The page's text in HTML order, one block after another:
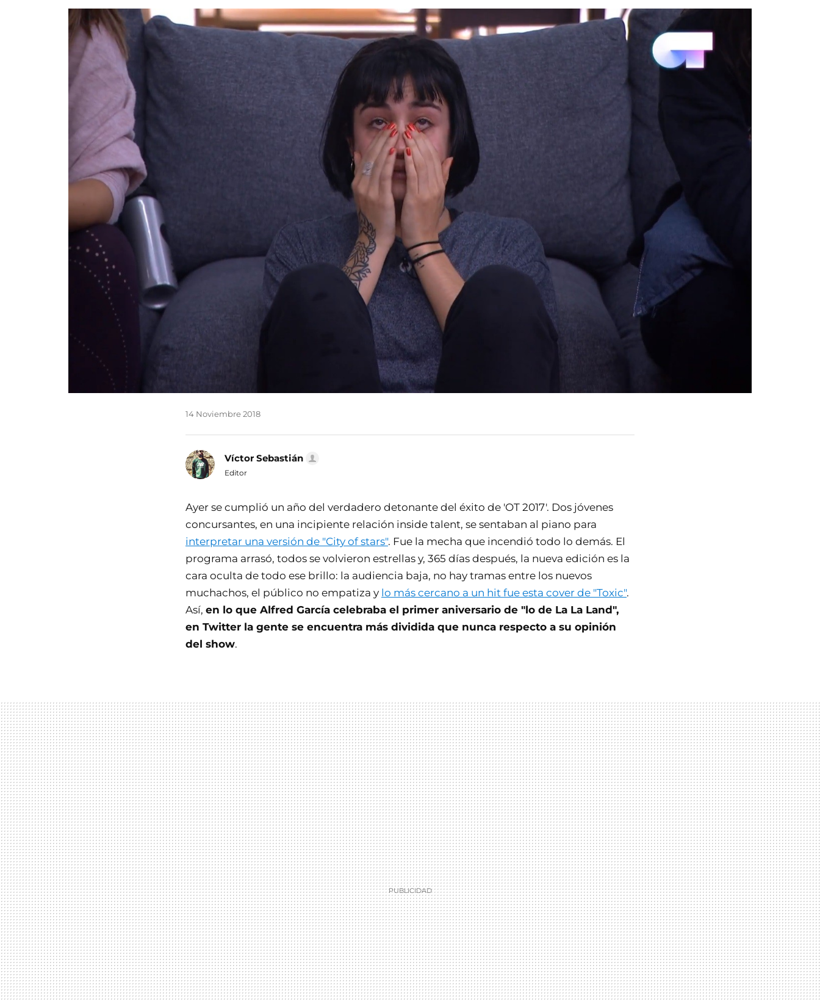
MAIL
14 Noviembre 2018
Víctor Sebastián
Editor
Ayer se cumplió un año del verdadero detonante del éxito de 'OT 2017'. Dos jóvenes
concursantes, en una incipiente relación inside talent, se sentaban al piano para
interpretar una versión de "City of stars". Fue la mecha que incendió todo lo demás. El
programa arrasó, todos se volvieron estrellas y, 365 días después, la nueva edición es la
cara oculta de todo ese brillo: la audiencia baja, no hay tramas entre los nuevos
muchachos, el público no empatiza y lo más cercano a un hit fue esta cover de "Toxic".
Así, en lo que Alfred García celebraba el primer aniversario de "lo de La La Land",
en Twitter la gente se encuentra más dividida que nunca respecto a su opinión
del show.